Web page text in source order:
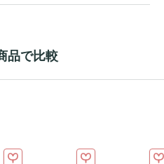
品で比較